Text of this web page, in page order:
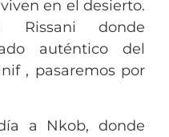
en el desierto.
Rissani donde
auténtico del
, pasaremos por
a Nkob, donde